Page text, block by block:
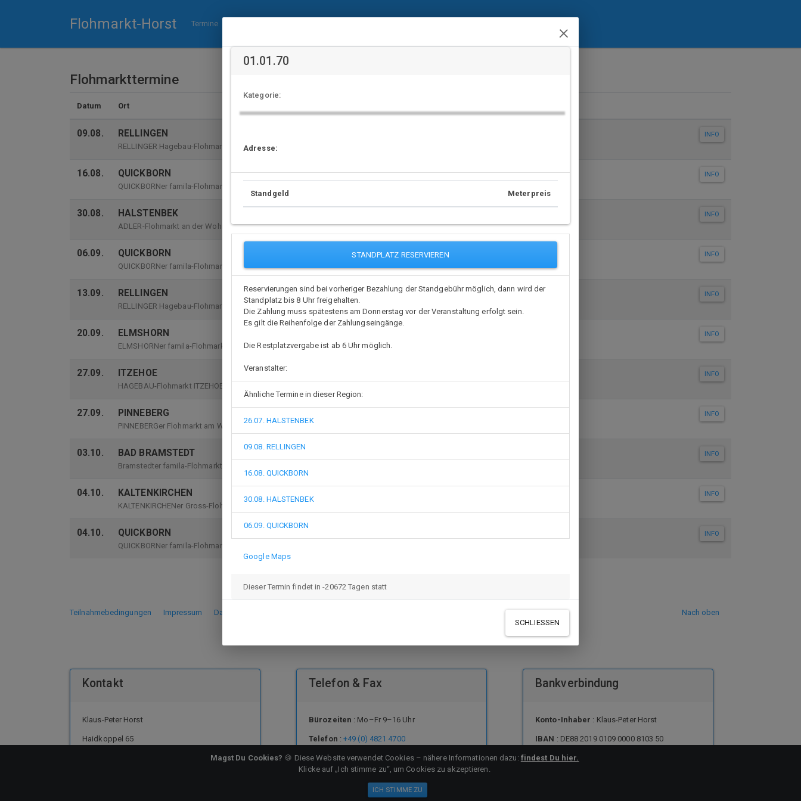
Flohmarkt-Horst Termine ×
01.01.70
Kategorie:
Adresse:
Standgeld Meterpreis
STANDPLATZ RESERVIEREN
Reservierungen sind bei vorheriger Bezahlung der Standgebühr möglich, dann wird der
Standplatz bis 8 Uhr freigehalten.
Die Zahlung muss spätestens am Donnerstag vor der Veranstaltung erfolgt sein.
Es gilt die Reihenfolge der Zahlungseingänge.
Die Restplatzvergabe ist ab 6 Uhr möglich.
Veranstalter:
Ähnliche Termine in dieser Region:
26.07. HALSTENBEK
09.08. RELLINGEN
16.08. QUICKBORN
30.08. HALSTENBEK
06.09. QUICKBORN
Google Maps
Dieser Termin findet in -20672 Tagen statt
SCHLIESSEN
Flohmarkttermine
Datum Ort
09.08. RELLINGEN
RELLINGER Hagebau-Flohmarkt
INFO
16.08. QUICKBORN
QUICKBORNer famila-Flohmarkt
INFO
30.08. HALSTENBEK
ADLER-Flohmarkt an der Wohnmeile
INFO
06.09. QUICKBORN
QUICKBORNer famila-Flohmarkt
INFO
13.09. RELLINGEN
RELLINGER Hagebau-Flohmarkt
INFO
20.09. ELMSHORN
ELMSHORNer famila-Flohmarkt
INFO
27.09. ITZEHOE
HAGEBAU-Flohmarkt ITZEHOE-Nord
INFO
27.09. PINNEBERG
PINNEBERGer Flohmarkt am Westring Gelände Toom neben famila/Aldi
INFO
03.10. BAD BRAMSTEDT
Bramstedter famila-Flohmarkt
INFO
04.10. KALTENKIRCHEN
KALTENKIRCHENer Gross-Flohmarkt
INFO
04.10. QUICKBORN
QUICKBORNer famila-Flohmarkt
INFO
Nach oben
Teilnahmebedingungen Impressum Datenschutz
Kontakt
Klaus-Peter Horst
Haidkoppel 65
Telefon & Fax
Bürozeiten : Mo–Fr 9–16 Uhr
Telefon :+49 (0) 4821 4700
Telefax: +49 (0) 4821 747 175
Bankverbindung
Konto-Inhaber : Klaus-Peter Horst
IBAN : DE88 2019 0109 0000 8103 50
BIC: GENODEF1HH4
Magst Du Cookies? 🍪 Diese Website verwendet Cookies – nähere Informationen dazu: findest Du hier.
Klicke auf „Ich stimme zu“, um Cookies zu akzeptieren.
ICH STIMME ZU